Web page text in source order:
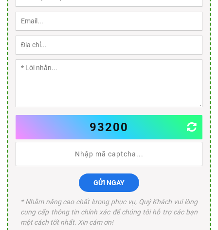
93200
GỬI NGAY
* Nhằm nâng cao chất lượng phục vụ, Quý Khách vui lòng
cung cấp thông tin chính xác để chúng tôi hỗ trợ các bạn
một cách tốt nhất. Xin cám ơn!